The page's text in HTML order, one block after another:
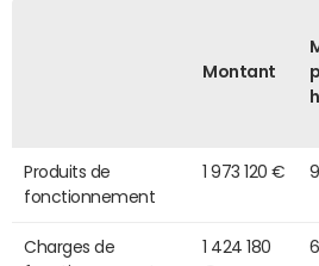
Montant
Produits de
fonctionnement
1 973 120 €
Charges de
1 424 180